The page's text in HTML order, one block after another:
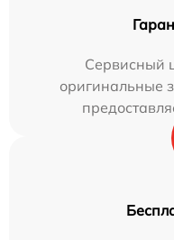
Сервисный
оригинальные